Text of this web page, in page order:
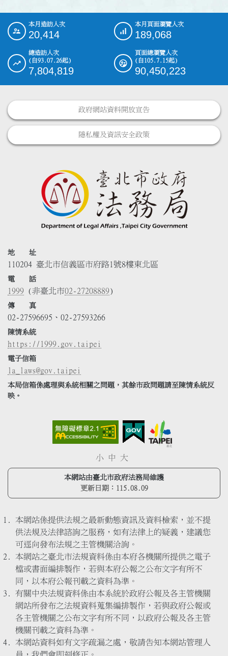
::: 本月造訪人次
20,414
本月頁面瀏覽人次
189,068
總造訪人次
(自93.07.26起)
7,804,819
頁面總瀏覽人次
(自105.7.15起)
90,450,223
政府網站資料開放宣告
隱私權及資訊安全政策
地 址
110204 臺北市信義區市府路1號8樓東北區
電 話
1999 (非臺北市02-27208889)
傳 真
02-27596695、02-27593266
陳情系統
https://1999.gov.taipei
電子信箱
la_laws@gov.taipei
本局信箱係處理與系統相關之問題，其餘市政問題請至陳情系統反
映。
小 中 大
本網站由臺北市政府法務局維護
更新日期： 115.08.09
本網站係提供法規之最新動態資訊及資料檢索，並不提
供法規及法律諮詢之服務，如有法律上的疑義，建議您
可逕向發布法規之主管機關洽詢。
本網站之臺北市法規資料係由本府各機關所提供之電子
檔或書面編排製作，若與本府公報之公布文字有所不
同，以本府公報刊載之資料為準。
有關中央法規資料係由本系統於政府公報及各主管機關
網站所發布之法規資料蒐集編排製作，若與政府公報或
各主管機關之公布文字有所不同，以政府公報及各主管
機關刊載之資料為準。
本網站資料如有文字疏漏之處，敬請告知本網站管理人
員，我們會即刻修正。